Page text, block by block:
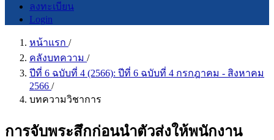
ลงทะเบียน
Login
หน้าแรก /
คลังบทความ /
ปีที่ 6 ฉบับที่ 4 (2566): ปีที่ 6 ฉบับที่ 4 กรกฎาคม - สิงหาคม
2566 /
บทความวิชาการ
การจับพระสึกก่อนนำตัวส่งให้พนักงาน